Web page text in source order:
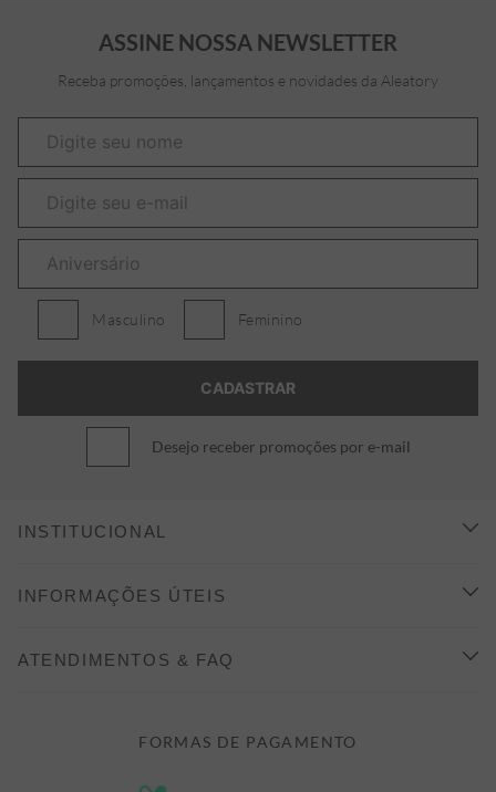
ASSINE NOSSA NEWSLETTER
Receba promoções, lançamentos e novidades da Aleatory
Masculino Feminino
Desejo receber promoções por e-mail
INSTITUCIONAL
CONHEÇA A ALEATORY
INFORMAÇÕES ÚTEIS
FORMAS DE PAGAMENTO
POLÍTICA DE PRIVACIDADE
ATENDIMENTOS & FAQ
FORMAS DE PAGAMENTO